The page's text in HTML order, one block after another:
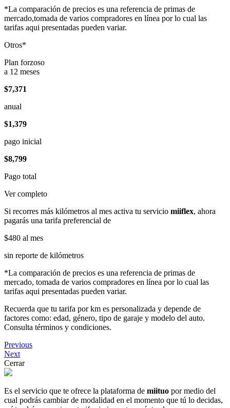
*La comparación de precios es una referencia de primas de
mercado,tomada de varios compradores en línea por lo cual las
tarifas aqui presentadas pueden variar.
Otros*
Plan forzoso
a 12 meses
$7,371
anual
$1,379
pago inicial
$8,799
Pago total
Ver completo
Si recorres más kilómetros al mes activa tu servicio miiflex, ahora
pagarás una tarifa preferencial de
$480 al mes
sin reporte de kilómetros
*La comparación de precios es una referencia de primas de
mercado, tomada de varios compradores en línea por lo cual las
tarifas aqui presentadas pueden variar.
Recuerda que tu tarifa por km es personalizada y depende de
factores como: edad, género, tipo de garaje y modelo del auto.
Consulta términos y condiciones.
Previous
Next
Cerrar
Es el servicio que te ofrece la plataforma de miituo por medio del
cual podrás cambiar de modalidad en el momento que tú lo decidas,